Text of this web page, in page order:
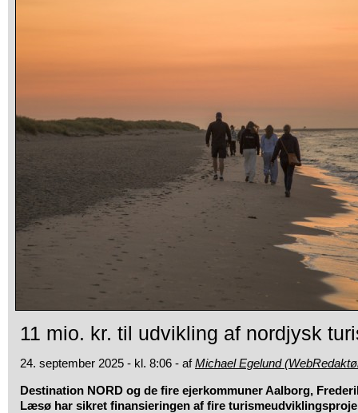
11 mio. kr. til udvikling af nordjysk
24. september 2025 - kl. 8:06 - afMichael Egelund
Destination NORD og de fire ejerkommuner Aalborg,
Læsø har sikret finansieringen af fire